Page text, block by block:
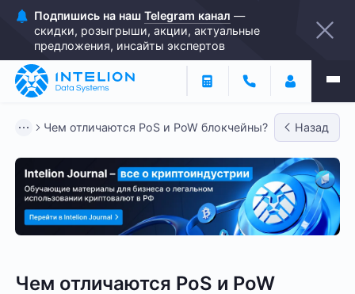
Подпишись на наш Telegram канал —
скидки, розыгрыши, акции, актуальные
предложения, инсайты экспертов
Чем отличаются PoS и PoW блокчейны? Назад
Чем отличаются PoS и PoW